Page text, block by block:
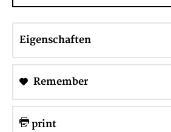
Eigenschaften
Remember
print